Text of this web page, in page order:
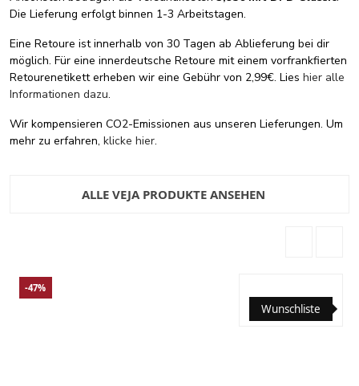
Die Lieferung erfolgt binnen 1-3 Arbeitstagen.
Eine Retoure ist innerhalb von 30 Tagen ab Ablieferung bei dir
möglich. Für eine innerdeutsche Retoure mit einem vorfrankfierten
Retourenetikett erheben wir eine Gebühr von 2,99€. Lies hier alle
Informationen dazu.
Wir kompensieren CO2-Emissionen aus unseren Lieferungen. Um
mehr zu erfahren, klicke hier.
ALLE VEJA PRODUKTE ANSEHEN
Wunschliste
-47%